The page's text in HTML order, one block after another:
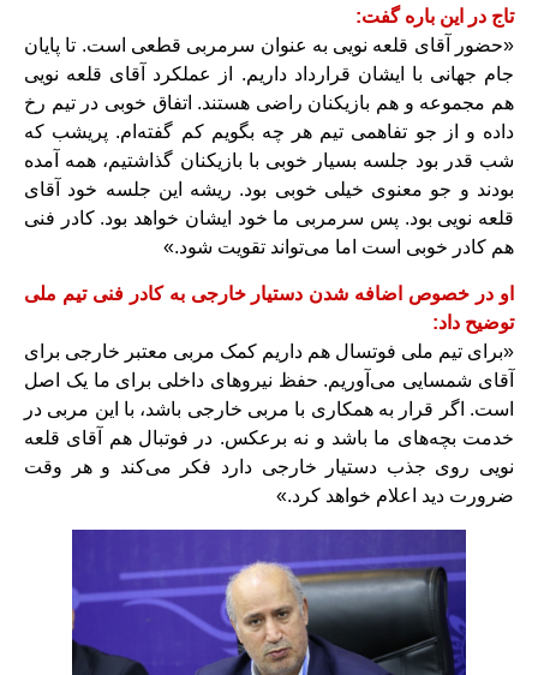
تاج در این باره گفت:
«حضور آقای قلعه نویی به عنوان سرمربی قطعی است. تا پایان
جام جهانی با ایشان قرارداد داریم. از عملکرد آقای قلعه نویی
هم مجموعه و هم بازیکنان راضی هستند. اتفاق خوبی در تیم رخ
داده و از جو تفاهمی تیم هر چه بگویم کم گفته‌ام. پریشب که
شب قدر بود جلسه بسیار خوبی با بازیکنان گذاشتیم، همه آمده
بودند و جو معنوی خیلی خوبی بود. ریشه این جلسه خود آقای
قلعه نویی بود. پس سرمربی ما خود ایشان خواهد بود. کادر فنی
هم کادر خوبی است اما می‌تواند تقویت شود.»
او در خصوص اضافه شدن دستیار خارجی به کادر فنی تیم ملی
توضیح داد:
«برای تیم ملی فوتسال هم داریم کمک مربی معتبر خارجی برای
آقای شمسایی می‌آوریم. حفظ نیروهای داخلی برای ما یک اصل
است. اگر قرار به همکاری با مربی خارجی باشد، با این مربی در
خدمت بچه‌های ما باشد و نه برعکس. در فوتبال هم آقای قلعه
نویی روی جذب دستیار خارجی دارد فکر می‌کند و هر وقت
ضرورت دید اعلام خواهد کرد.»